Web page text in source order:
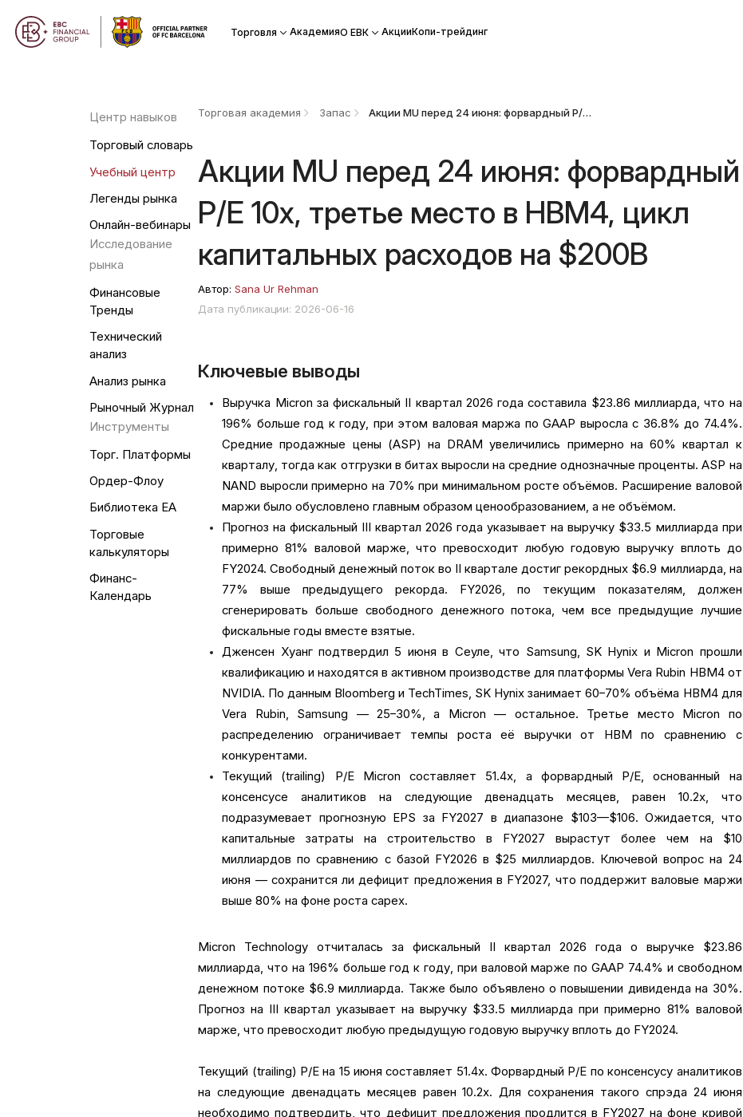
Торговля АкадемияО ЕВК АкцииКопи-трейдинг
Центр навыков
Торговый словарь
Учебный центр
Легенды рынка
Онлайн-вебинары
Исследование
рынка
Финансовые
Тренды
Технический
анализ
Анализ рынка
Рыночный Журнал
Инструменты
Торг. Платформы
Ордер-Флоу
Библиотека EA
Торговые
калькуляторы
Финанс-
Календарь
Торговая академия Запас Акции MU перед 24 июня: форвардный P/E 10x, третье место в HBM4, цикл капитальных расходов на $200B
Акции MU перед 24 июня: форвардный
P/E 10x, третье место в HBM4, цикл
капитальных расходов на $200B
Автор:Sana Ur Rehman
Дата публикации: 2026-06-16
Ключевые выводы
Выручка Micron за фискальный II квартал 2026 года составила $23.86 миллиарда, что на
196% больше год к году, при этом валовая маржа по GAAP выросла с 36.8% до 74.4%.
Средние продажные цены (ASP) на DRAM увеличились примерно на 60% квартал к
кварталу, тогда как отгрузки в битах выросли на средние однозначные проценты. ASP на
NAND выросли примерно на 70% при минимальном росте объёмов. Расширение валовой
маржи было обусловлено главным образом ценообразованием, а не объёмом.
Прогноз на фискальный III квартал 2026 года указывает на выручку $33.5 миллиарда при
примерно 81% валовой марже, что превосходит любую годовую выручку вплоть до
FY2024. Свободный денежный поток во II квартале достиг рекордных $6.9 миллиарда, на
77% выше предыдущего рекорда. FY2026, по текущим показателям, должен
сгенерировать больше свободного денежного потока, чем все предыдущие лучшие
фискальные годы вместе взятые.
Дженсен Хуанг подтвердил 5 июня в Сеуле, что Samsung, SK Hynix и Micron прошли
квалификацию и находятся в активном производстве для платформы Vera Rubin HBM4 от
NVIDIA. По данным Bloomberg и TechTimes, SK Hynix занимает 60–70% объёма HBM4 для
Vera Rubin, Samsung — 25–30%, а Micron — остальное. Третье место Micron по
распределению ограничивает темпы роста её выручки от HBM по сравнению с
конкурентами.
Текущий (trailing) P/E Micron составляет 51.4x, а форвардный P/E, основанный на
консенсусе аналитиков на следующие двенадцать месяцев, равен 10.2x, что
подразумевает прогнозную EPS за FY2027 в диапазоне $103—$106. Ожидается, что
капитальные затраты на строительство в FY2027 вырастут более чем на $10
миллиардов по сравнению с базой FY2026 в $25 миллиардов. Ключевой вопрос на 24
июня — сохранится ли дефицит предложения в FY2027, что поддержит валовые маржи
выше 80% на фоне роста capex.
Micron Technology отчиталась за фискальный II квартал 2026 года о выручке $23.86
миллиарда, что на 196% больше год к году, при валовой марже по GAAP 74.4% и свободном
денежном потоке $6.9 миллиарда. Также было объявлено о повышении дивиденда на 30%.
Прогноз на III квартал указывает на выручку $33.5 миллиарда при примерно 81% валовой
марже, что превосходит любую предыдущую годовую выручку вплоть до FY2024.
Текущий (trailing) P/E на 15 июня составляет 51.4x. Форвардный P/E по консенсусу аналитиков
на следующие двенадцать месяцев равен 10.2x. Для сохранения такого спрэда 24 июня
необходимо подтвердить, что дефицит предложения продлится в FY2027 на фоне кривой